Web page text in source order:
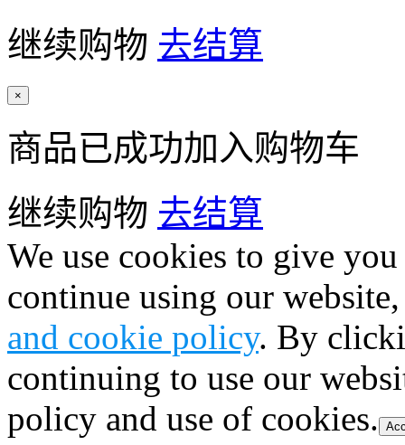
继续购物 去结算
×
商品已成功加入购物车
继续购物 去结算
We use cookies to give
continue using our
and cookie policy. By
continuing to use our
policy and use of cookies.